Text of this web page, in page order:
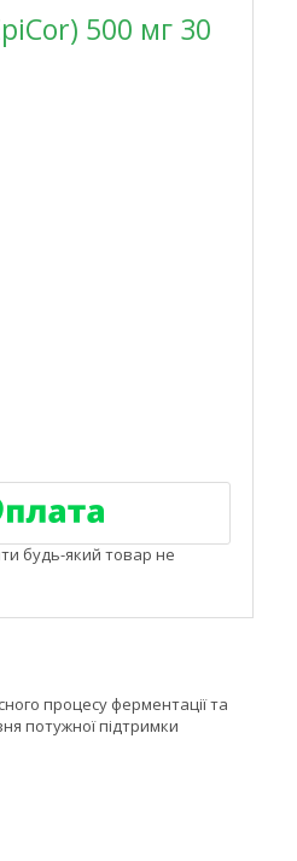
500 мг 30
будь-який товар не
процесу ферментації та
потужної підтримки